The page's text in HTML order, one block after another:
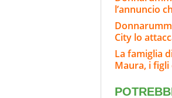
l’annuncio
City lo
La famiglia
Maura, i